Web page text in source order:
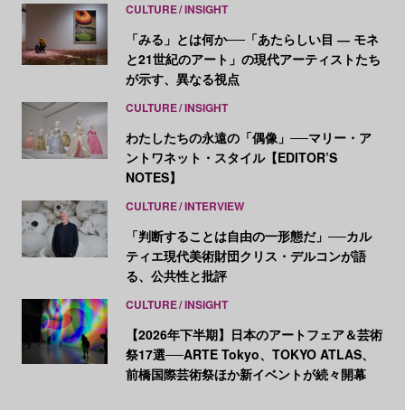
CULTURE INSIGHT
「みる」とは何か──「あたらしい目 ― モネ
と21世紀のアート」の現代アーティストたち
が示す、異なる視点
CULTURE INSIGHT
わたしたちの永遠の「偶像」──マリー・ア
ントワネット・スタイル【EDITOR’S
NOTES】
CULTURE INTERVIEW
「判断することは自由の一形態だ」──カル
ティエ現代美術財団クリス・デルコンが語
る、公共性と批評
CULTURE INSIGHT
【2026年下半期】日本のアートフェア＆芸術
祭17選──ARTE Tokyo、TOKYO ATLAS、
前橋国際芸術祭ほか新イベントが続々開幕